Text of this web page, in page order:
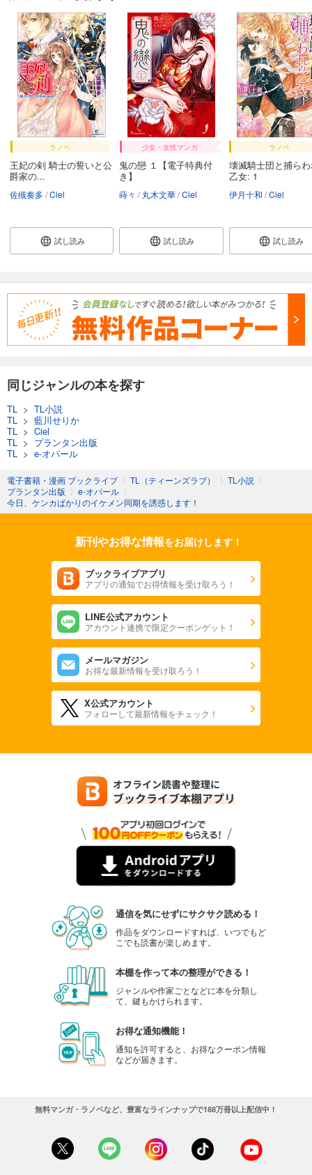
ラノベ
王妃の剣 騎士の誓いと公
爵家の...
佐槻奏多 Ciel
試し読み
少女・女性マンガ
鬼の戀 １【電子特典付
き】
蒔々 丸木文華 Ciel
試し読み
ラノベ
壊滅騎士団と捕ら
乙女: 1
伊月十和 Ciel
試し読み
同じジャンルの本を探す
TL > TL小説
TL
> 藍川せりか
TL
> Ciel
TL
> プランタン出版
TL
> e-オパール
電子書籍・漫画 ブックライブ 〉 TL（ティーンズラブ） 〉 TL小説 〉
プランタン出版 〉 e-オパール 〉
今日、ケンカばかりのイケメン同期を誘惑します！
新刊やお得な情報をお届けします！
ブックライブアプリ
アプリの通知でお得情報を受け取ろう！
LINE公式アカウント
アカウント連携で限定クーポンゲット！
メールマガジン
お得な最新情報を受け取ろう！
X公式アカウント
フォローして最新情報をチェック！
通信を気にせずにサクサク読める！
作品をダウンロードすれば、いつでもど
こでも読書が楽しめます。
本棚を作って本の整理ができる！
ジャンルや作家ごとなどに本を分類し
て、鍵もかけられます。
お得な通知機能！
通知を許可すると、お得なクーポン情報
などが届きます。
無料マンガ・ラノベなど、豊富なラインナップで188万冊以上配信中！